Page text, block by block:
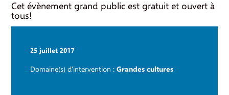
Cet évènement grand public est gratuit et ouvert à
tous!
25 juillet 2017
Domaine(s) d’intervention : Grandes cultures